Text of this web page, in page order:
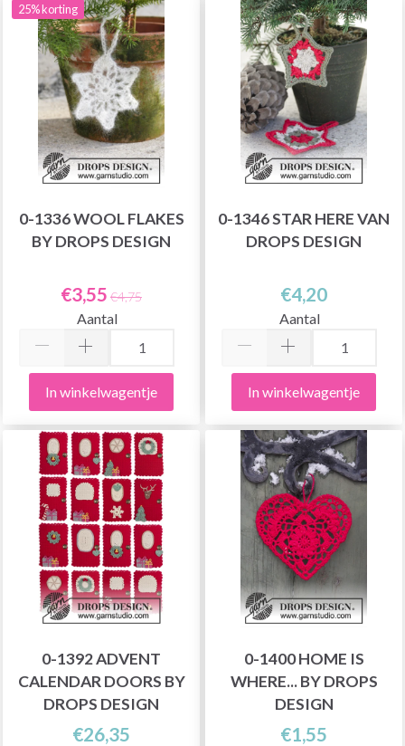
25% korting
0-1336 WOOL FLAKES
BY DROPS DESIGN
€3,55 €4,75
Aantal
In winkelwagentje
0-1346 STAR HERE VAN
DROPS DESIGN
€4,20
Aantal
In winkelwagentje
0-1392 ADVENT
CALENDAR DOORS BY
DROPS DESIGN
€26,35
0-1400 HOME IS
WHERE... BY DROPS
DESIGN
€1,55